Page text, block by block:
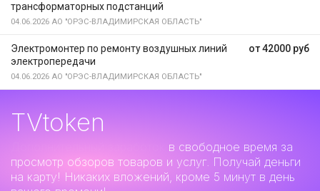
трансформаторных подстанций
04.06.2026 АО "ОРЭС-ВЛАДИМИРСКАЯ ОБЛАСТЬ"
от 42000 руб
Электромонтер по ремонту воздушных линий
электропередачи
04.06.2026 АО "ОРЭС-ВЛАДИМИРСКАЯ ОБЛАСТЬ"
TVtoken
в свободное время за
просмотр обзоров товаров и услуг. Получай деньги
на карту! Никаких вложений, кроме 5 минут в день